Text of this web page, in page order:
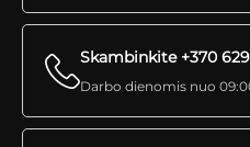
Skambinkite +370
Darbo dienomis nuo